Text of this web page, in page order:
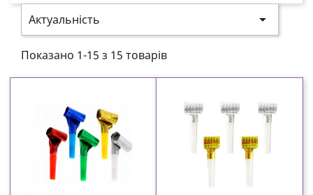
Актуальність 
Показано 1-15 з 15 товарів